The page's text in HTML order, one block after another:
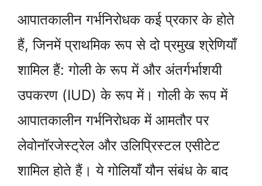
आपातकालीन गर्भनिरोधक कई प्रकार के होते
हैं, जिनमें प्राथमिक रूप से दो प्रमुख श्रेणियाँ
शामिल हैं: गोली के रूप में और अंतर्गर्भाशयी
उपकरण (IUD) के रूप में। गोली के रूप में
आपातकालीन गर्भनिरोधक में आमतौर पर
लेवोनॉरजेस्ट्रेल और उलिप्रिस्टल एसीटेट
शामिल होते हैं। ये गोलियाँ यौन संबंध के बाद